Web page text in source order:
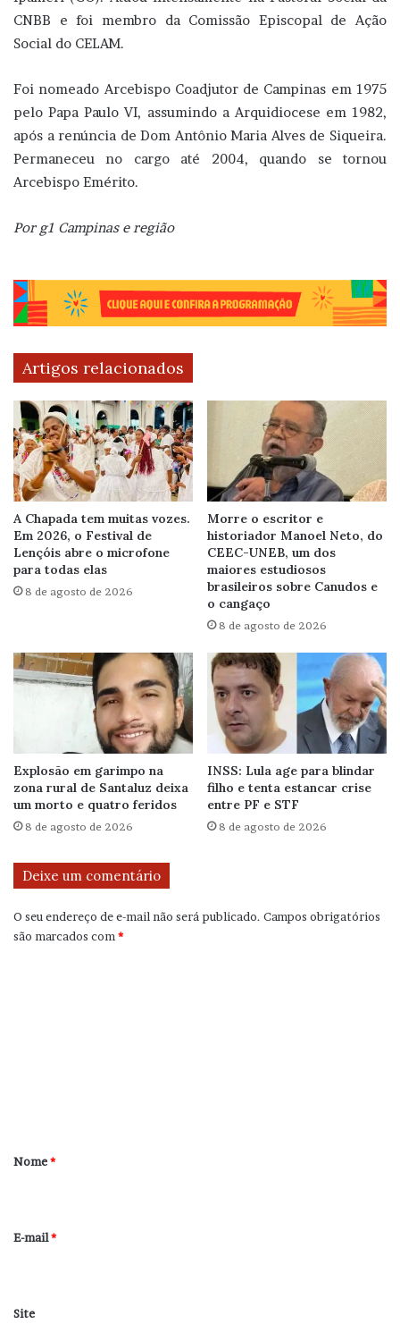
CNBB e foi membro da Comissão Episcopal de Ação
Social do CELAM.
Foi nomeado Arcebispo Coadjutor de Campinas em 1975
pelo Papa Paulo VI, assumindo a Arquidiocese em 1982,
após a renúncia de Dom Antônio Maria Alves de Siqueira.
Permaneceu no cargo até 2004, quando se tornou
Arcebispo Emérito.
Por g1 Campinas e região
Artigos relacionados
A Chapada tem muitas vozes.
Em 2026, o Festival de
Lençóis abre o microfone
para todas elas
8 de agosto de 2026
Morre o escritor e
historiador Manoel Neto, do
CEEC-UNEB, um dos
maiores estudiosos
brasileiros sobre Canudos e
o cangaço
8 de agosto de 2026
Explosão em garimpo na
zona rural de Santaluz deixa
um morto e quatro feridos
8 de agosto de 2026
INSS: Lula age para blindar
filho e tenta estancar crise
entre PF e STF
8 de agosto de 2026
Deixe um comentário
O seu endereço de e-mail não será publicado. Campos obrigatórios
são marcados com*
r
*
Nome*
E-mail*
Site